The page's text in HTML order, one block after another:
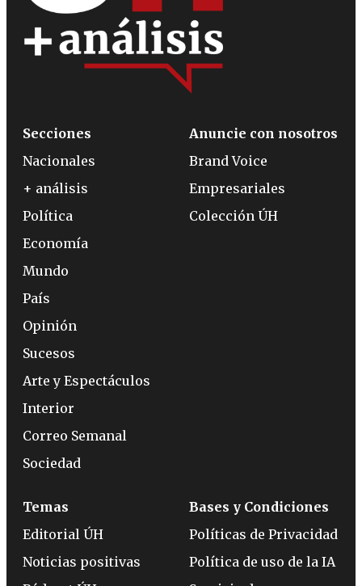
Secciones
Nacionales
+ análisis
Política
Economía
Mundo
País
Opinión
Sucesos
Arte y Espectáculos
Interior
Correo Semanal
Sociedad
Anuncie con nosotros
Brand Voice
Empresariales
Colección ÚH
Temas
Editorial ÚH
Noticias positivas
Bases y Condiciones
Políticas de Privacidad
Política de uso de la IA